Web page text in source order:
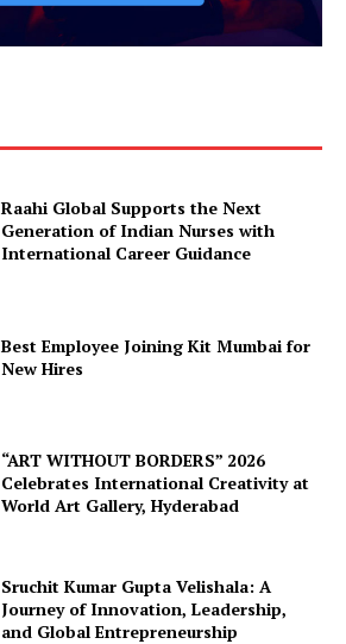
Raahi Global Supports the Next
Generation of Indian Nurses with
International Career Guidance
Best Employee Joining Kit Mumbai for
New Hires
“ART WITHOUT BORDERS” 2026
Celebrates International Creativity at
World Art Gallery, Hyderabad
Sruchit Kumar Gupta Velishala: A
Journey of Innovation, Leadership,
and Global Entrepreneurship